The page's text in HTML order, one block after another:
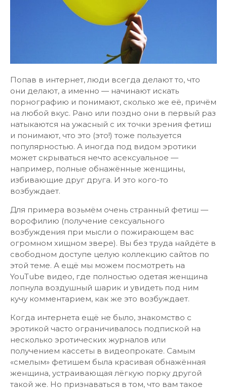
Попав в интернет, люди всегда делают то, что
они делают, а именно — начинают искать
порнографию и понимают, сколько же её, причём
на любой вкус. Рано или поздно они в первый раз
натыкаются на ужасный с их точки зрения фетиш
и понимают, что это (это!) тоже пользуется
популярностью. А иногда под видом эротики
может скрываться нечто асексуальное —
например, полные обнажённые женщины,
избивающие друг друга. И это кого-то
возбуждает.
Для примера возьмём очень странный фетиш —
ворофилию (получение сексуального
возбуждения при мысли о пожирающем вас
огромном хищном звере). Вы без труда найдёте в
свободном доступе целую коллекцию сайтов по
этой теме. А ещё мы можем посмотреть на
YouTube видео, где полностью одетая женщина
лопнула воздушный шарик и увидеть под ним
кучу комментарием, как же это возбуждает.
Когда интернета ещё не было, знакомство с
эротикой часто ограничивалось подпиской на
несколько эротических журналов или
получением кассеты в видеопрокате. Самым
«смелым» фетишем была красивая обнажённая
женщина, устраивающая лёгкую порку другой
такой же. Но признаваться в том, что вам такое